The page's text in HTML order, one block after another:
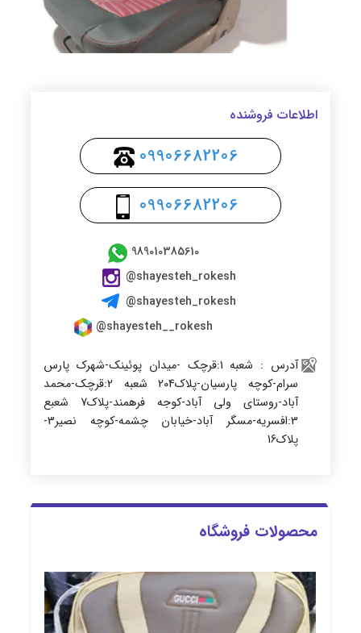
اطلاعات فروشنده
09906682206
09906682206
989010385610
@shayesteh_rokesh
@shayesteh_rokesh
@shayesteh__rokesh
آدرس : شعبه 1:قرچک -میدان پوئینک-شهرک پارس
سرام-کوچه پارسیان-پلاک204 شعبه 2:قرچک-محمد
آباد-روستای ولی آباد-کوجه فرهمند-پلاک7 شعبع
3:افسریه-مسگر آباد-خیابان چشمه-کوچه نصیر3-
پلاک16
محصولات فروشگاه